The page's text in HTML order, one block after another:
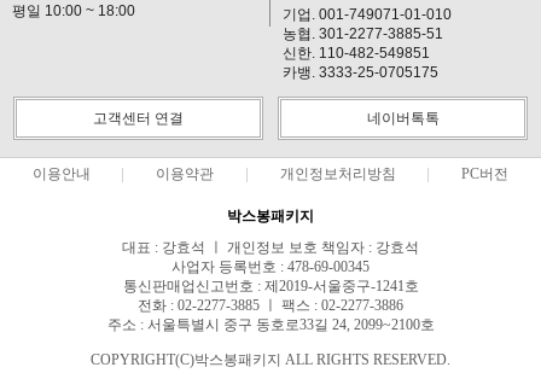
평일 10:00 ~ 18:00
기업. 001-749071-01-010
농협. 301-2277-3885-51
신한. 110-482-549851
카뱅. 3333-25-0705175
고객센터 연결 네이버톡톡
이용안내 이용약관 개인정보처리방침 PC버전
박스봉패키지
대표 : 강효석 ㅣ 개인정보 보호 책임자 : 강효석
사업자 등록번호 : 478-69-00345
통신판매업신고번호 : 제2019-서울중구-1241호
전화 : 02-2277-3885 ㅣ 팩스 : 02-2277-3886
주소 : 서울특별시 중구 동호로33길 24, 2099~2100호
COPYRIGHT(C)박스봉패키지 ALL RIGHTS RESERVED.